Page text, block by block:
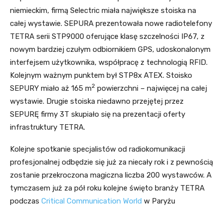
niemieckim, firmą Selectric miała największe stoiska na
całej wystawie. SEPURA prezentowała nowe radiotelefony
TETRA serii STP9000 oferujące klasę szczelności IP67, z
nowym bardziej czułym odbiornikiem GPS, udoskonalonym
interfejsem użytkownika, współpracę z technologią RFID.
Kolejnym ważnym punktem był STP8x ATEX. Stoisko
SEPURY miało aż 165 m2 powierzchni – najwięcej na całej
wystawie. Drugie stoiska niedawno przejętej przez
SEPURĘ firmy 3T skupiało się na prezentacji oferty
infrastruktury TETRA.
Kolejne spotkanie specjalistów od radiokomunikacji
profesjonalnej odbędzie się już za niecały rok i z pewnością
zostanie przekroczona magiczna liczba 200 wystawców. A
tymczasem już za pół roku kolejne święto branży TETRA
podczas Critical Communication World w Paryżu